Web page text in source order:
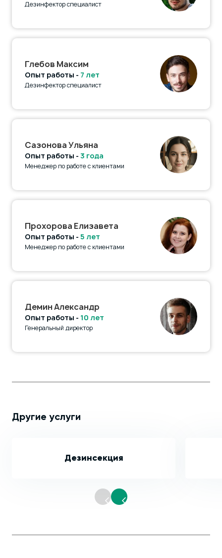
Дезинфектор специалист
Глебов Максим
Опыт работы - 7 лет
Дезинфектор специалист
Сазонова Ульяна
Опыт работы - 3 года
Менеджер по работе с клиентами
Прохорова Елизавета
Опыт работы - 5 лет
Менеджер по работе с клиентами
Демин Александр
Опыт работы - 10 лет
Генеральный директор
Другие услуги
Дезинсекция